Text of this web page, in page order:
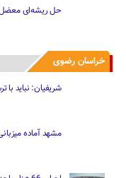
حل ریشه‌ای معضل
خراسان رضوی
شریفیان: نباید